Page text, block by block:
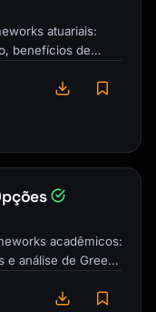
50):
= $21,195
atuariais:
benefícios de
acadêmicos:
análise de Greeks